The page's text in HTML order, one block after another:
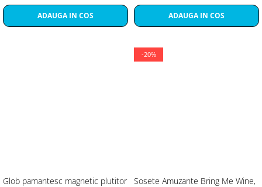
ADAUGA IN COS ADAUGA IN COS
Glob pamantesc magnetic plutitor
-20%
Sosete Amuzante Bring Me Wine,